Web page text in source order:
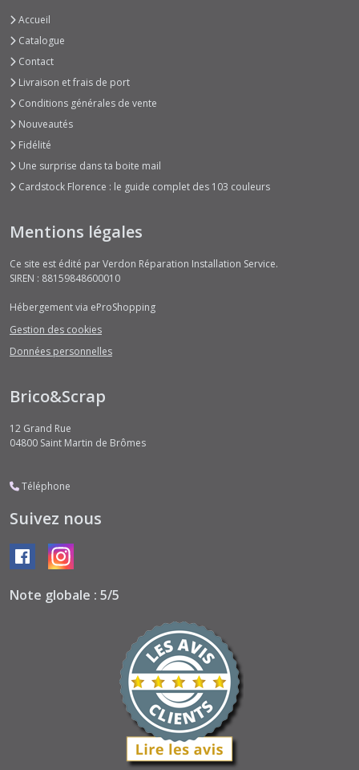
Accueil
Catalogue
Contact
Livraison et frais de port
Conditions générales de vente
Nouveautés
Fidélité
Une surprise dans ta boite mail
Cardstock Florence : le guide complet des 103 couleurs
Mentions légales
Ce site est édité par Verdon Réparation Installation Service.
SIREN : 88159848600010
Hébergement via eProShopping
Gestion des cookies
Données personnelles
Brico&Scrap
12 Grand Rue
04800 Saint Martin de Brômes
Téléphone
Suivez nous
Note globale : 5/5